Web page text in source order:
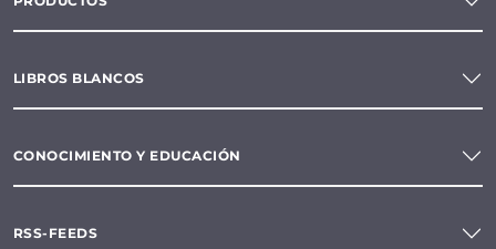
LIBROS BLANCOS
CONOCIMIENTO Y EDUCACIÓN
RSS-FEEDS